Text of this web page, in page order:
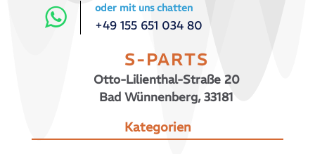
oder mit uns chatten
+49 155 651 034 80
S-PARTS
Otto-Lilienthal-Straße 20
Bad Wünnenberg, 33181
Kategorien